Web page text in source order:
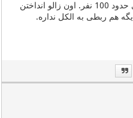
صنعتی و کوری و مرگ شدند. چیزی حدود 100 نفر. اون زالو انداختن
هم ربطی به الکل نداره.